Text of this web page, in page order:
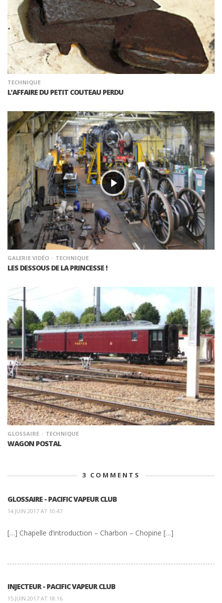
TECHNIQUE
L’AFFAIRE DU PETIT COUTEAU PERDU
GALERIE VIDÉO TECHNIQUE
LES DESSOUS DE LA PRINCESSE !
GLOSSAIRE TECHNIQUE
WAGON POSTAL
3 COMMENTS
GLOSSAIRE - PACIFIC VAPEUR CLUB
14 JUIN 2017 AT 10:47
[…] Chapelle d’introduction – Charbon – Chopine […]
INJECTEUR - PACIFIC VAPEUR CLUB
15 JUIN 2017 AT 18:16